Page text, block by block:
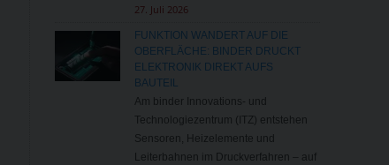
27. Juli 2026
FUNKTION WANDERT AUF DIE
OBERFLÄCHE: BINDER DRUCKT
ELEKTRONIK DIREKT AUFS
BAUTEIL
Am binder Innovations- und
Technologiezentrum (ITZ) entstehen
Sensoren, Heizelemente und
Leiterbahnen im Druckverfahren – auf